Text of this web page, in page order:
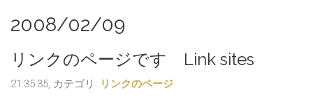
2008/02/09
リンクのページです Link sites
21:35:35, カテゴリ: リンクのページ